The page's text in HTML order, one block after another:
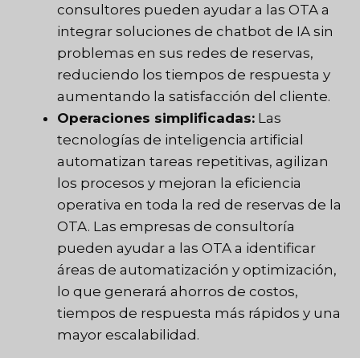
consultores pueden ayudar a las OTA a
integrar soluciones de chatbot de IA sin
problemas en sus redes de reservas,
reduciendo los tiempos de respuesta y
aumentando la satisfacción del cliente.
Operaciones simplificadas: Las
tecnologías de inteligencia artificial
automatizan tareas repetitivas, agilizan
los procesos y mejoran la eficiencia
operativa en toda la red de reservas de la
OTA. Las empresas de consultoría
pueden ayudar a las OTA a identificar
áreas de automatización y optimización,
lo que generará ahorros de costos,
tiempos de respuesta más rápidos y una
mayor escalabilidad.